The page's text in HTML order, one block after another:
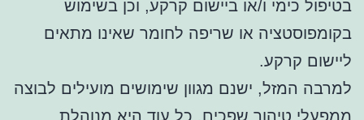
בטיפול כימי ו/או ביישום קרקע, וכן בשימוש
בקומפוסטציה או שריפה לחומר שאינו מתאים
ליישום קרקע.
למרבה המזל, ישנם מגוון שימושים מועילים לבוצה
ממפעלי טיהור שפכים, כל עוד היא מנוהלת